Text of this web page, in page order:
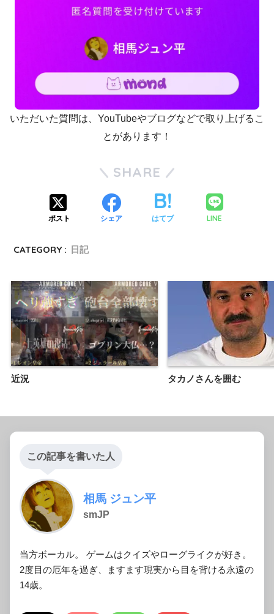
いただいた質問は、YouTubeやブログなどで取り上げるこ
とがあります！
SHARE
ポスト シェア はてブ LINE
CATEGORY : 日記
近況 タカノさんを囲む
この記事を書いた人
相馬 ジュン平
smJP
当方ボーカル。 ゲームはクイズやローグライクが好き。
2度目の厄年を過ぎ、ますます現実から目を背ける永遠の
14歳。